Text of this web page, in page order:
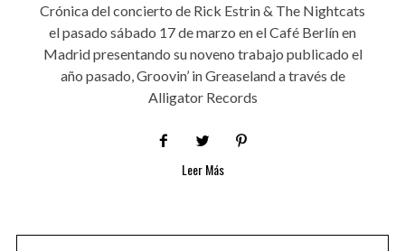
Crónica del concierto de Rick Estrin & The Nightcats
el pasado sábado 17 de marzo en el Café Berlín en
Madrid presentando su noveno trabajo publicado el
año pasado, Groovin’ in Greaseland a través de
Alligator Records
Leer Más